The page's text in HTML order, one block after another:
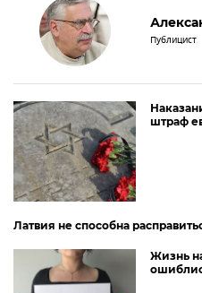
Публицист
штраф
Латвия не способна
Жизнь